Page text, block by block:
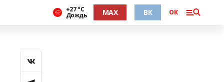
+27 °С
Дождь MAX ВК ОК